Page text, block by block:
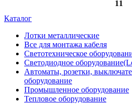
11
Каталог
Лотки металлические
Все для монтажа кабеля
Светотехническое
Светодиодное
Автоматы, розетки,
оборудование
Промышленное оборудование
Тепловое оборудование